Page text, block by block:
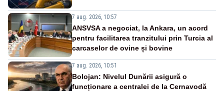
7 aug. 2026, 10:57
ANSVSA a negociat, la Ankara, un acord
pentru facilitarea tranzitului prin Turcia al
carcaselor de ovine și bovine
7 aug. 2026, 10:51
Bolojan: Nivelul Dunării asigură o
funcționare a centralei de la Cernavodă